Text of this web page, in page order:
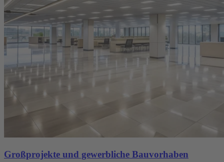
Großprojekte und gewerbliche Bauvorhaben